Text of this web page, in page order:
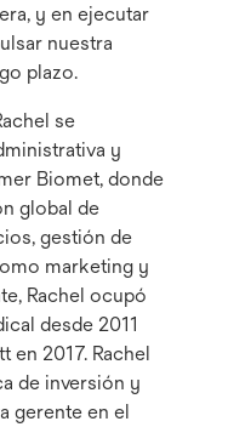
y en ejecutar
nuestra
plazo.
se
y
Biomet, donde
global de
gestión de
marketing y
Rachel ocupó
desde 2011
en 2017. Rachel
de inversión y
gerente en el